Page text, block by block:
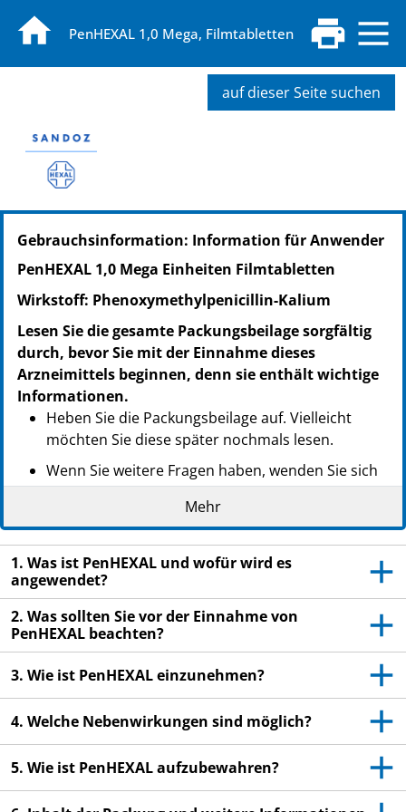
PenHEXAL 1,0 Mega, Filmtabletten
auf dieser Seite suchen
PZN: 06190384
PPN: 110619038477
NTIN: 04150061903843
PPN: 110841204495
NTIN: 04150084120449
PZN: 08412038
PPN: 110841203832
NTIN: 04150084120388
Gebrauchsinformation: Information für Anwender
PenHEXAL 1,0 Mega Einheiten Filmtabletten
Wirkstoff: Phenoxymethylpenicillin-Kalium
Lesen Sie die gesamte Packungsbeilage sorgfältig
durch, bevor Sie mit der Einnahme dieses
Arzneimittels beginnen, denn sie enthält wichtige
Informationen.
Heben Sie die Packungsbeilage auf. Vielleicht
möchten Sie diese später nochmals lesen.
Wenn Sie weitere Fragen haben, wenden Sie sich
an Ihren Arzt oder Apotheker.
Dieses Arzneimittel wurde Ihnen persönlich
verschrieben. Geben Sie es nicht an Dritte weiter.
Es kann anderen Menschen schaden, auch wenn
diese die gleichen Beschwerden haben wie Sie.
Wenn Sie Nebenwirkungen bemerken, wenden Sie
sich an Ihren Arzt oder Apotheker. Dies gilt auch
Packungsbeilage angegeben sind. Siehe Abschnitt
Mehr
1. Was ist PenHEXAL und wofür wird es
angewendet?
2. Was sollten Sie vor der Einnahme von
PenHEXAL beachten?
3. Wie ist PenHEXAL einzunehmen?
4. Welche Nebenwirkungen sind möglich?
5. Wie ist PenHEXAL aufzubewahren?